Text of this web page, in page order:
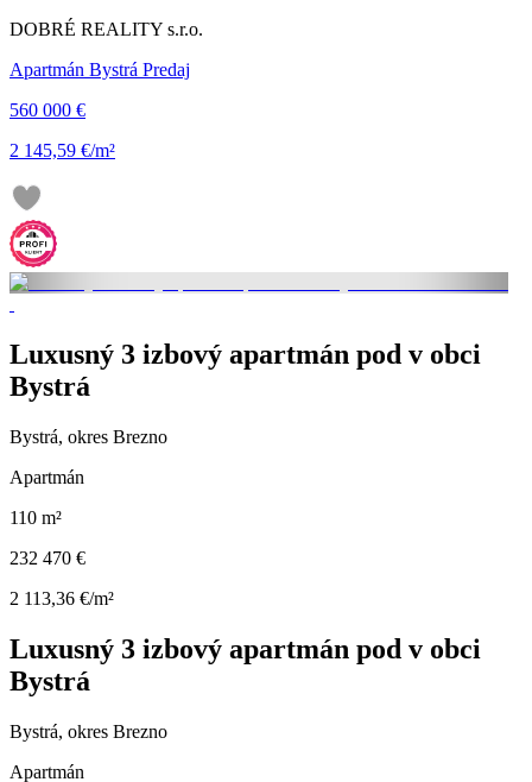
DOBRÉ REALITY s.r.o.
Apartmán Bystrá Predaj
560 000 €
2 145,59 €/m²
Luxusný 3 izbový apartmán pod v obci
Bystrá
Bystrá, okres Brezno
Apartmán
110 m²
232 470 €
2 113,36 €/m²
Luxusný 3 izbový apartmán pod v obci
Bystrá
Bystrá, okres Brezno
Apartmán